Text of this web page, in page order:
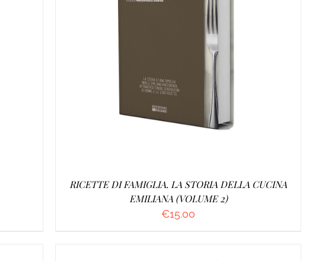
/ DETTAGLI
RICETTE DI FAMIGLIA. LA STORIA DELLA CUCINA
EMILIANA (VOLUME 2)
€15.00